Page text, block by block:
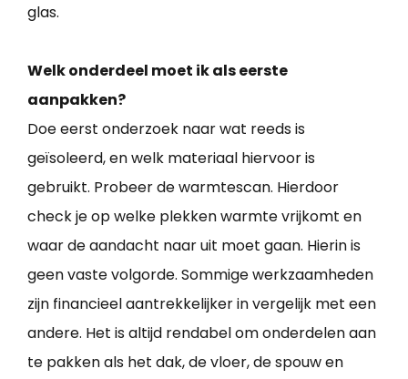
glas.
Welk onderdeel moet ik als eerste
aanpakken?
Doe eerst onderzoek naar wat reeds is
geïsoleerd, en welk materiaal hiervoor is
gebruikt. Probeer de warmtescan. Hierdoor
check je op welke plekken warmte vrijkomt en
waar de aandacht naar uit moet gaan. Hierin is
geen vaste volgorde. Sommige werkzaamheden
zijn financieel aantrekkelijker in vergelijk met een
andere. Het is altijd rendabel om onderdelen aan
te pakken als het dak, de vloer, de spouw en